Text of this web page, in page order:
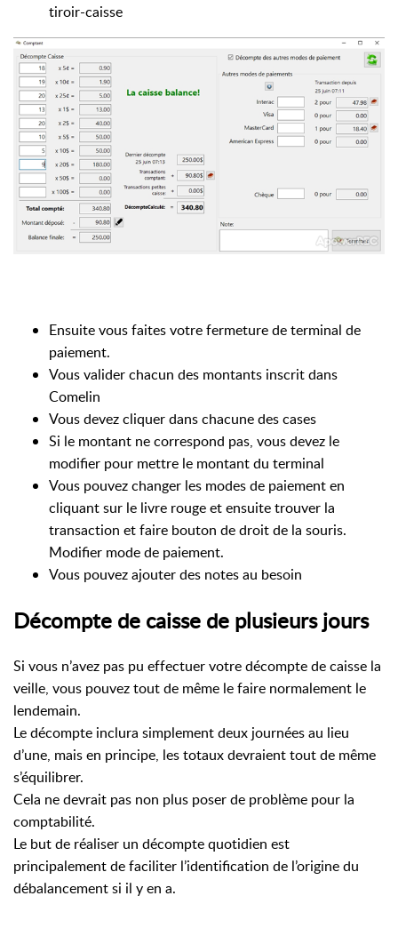
tiroir-caisse
Ensuite vous faites votre fermeture de terminal de
paiement.
Vous valider chacun des montants inscrit dans
Comelin
Vous devez cliquer dans chacune des cases
Si le montant ne correspond pas, vous devez le
modifier pour mettre le montant du terminal
Vous pouvez changer les modes de paiement en
cliquant sur le livre rouge et ensuite trouver la
transaction et faire bouton de droit de la souris.
Modifier mode de paiement.
Vous pouvez ajouter des notes au besoin
Décompte de caisse de plusieurs jours
Si vous n’avez pas pu effectuer votre décompte de caisse la
veille, vous pouvez tout de même le faire normalement le
lendemain.
Le décompte inclura simplement deux journées au lieu
d’une, mais en principe, les totaux devraient tout de même
s’équilibrer.
Cela ne devrait pas non plus poser de problème pour la
comptabilité.
Le but de réaliser un décompte quotidien est
principalement de faciliter l’identification de l’origine du
débalancement si il y en a.